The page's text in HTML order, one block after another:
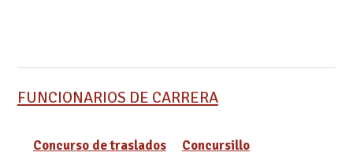
FUNCIONARIOS DE CARRERA
Concurso de traslados
Concursillo